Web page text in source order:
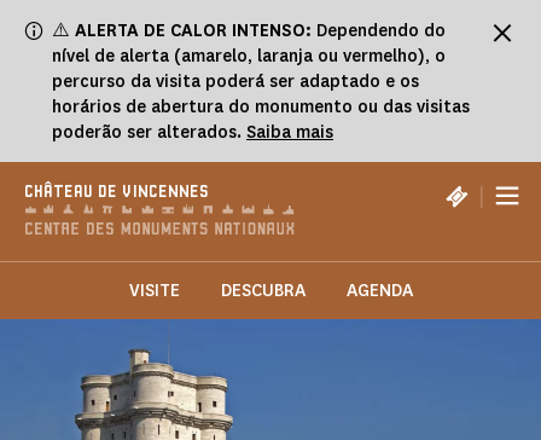
⚠️ ALERTA DE CALOR INTENSO: Dependendo do
nível de alerta (amarelo, laranja ou vermelho), o
percurso da visita poderá ser adaptado e os
horários de abertura do monumento ou das visitas
poderão ser alterados. Saiba mais
CHÂTEAU DE VINCENNES |
VISITE DESCUBRA AGENDA